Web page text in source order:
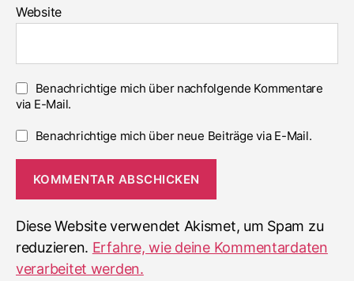
Website
Benachrichtige mich über nachfolgende Kommentare
via E-Mail.
Benachrichtige mich über neue Beiträge via E-Mail.
Diese Website verwendet Akismet, um Spam zu
reduzieren. Erfahre, wie deine Kommentardaten
verarbeitet werden.